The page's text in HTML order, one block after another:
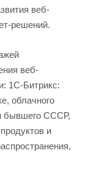
веб-
решений.
веб-
1С-Битрикс:
облачного
бывшего СССР,
и